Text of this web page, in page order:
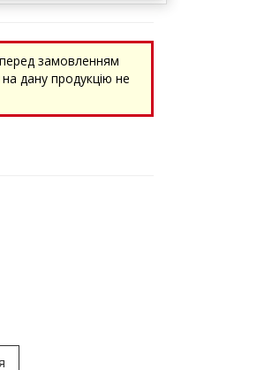
замовленням
дану продукцію не